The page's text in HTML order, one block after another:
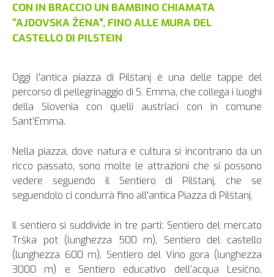
CON IN BRACCIO UN BAMBINO CHIAMATA
“AJDOVSKA ŽENA”, FINO ALLE MURA DEL
CASTELLO DI PILSTEIN
Oggi l'antica piazza di Pilštanj è una delle tappe del
percorso di pellegrinaggio di S. Emma, che collega i luoghi
della Slovenia con quelli austriaci con in comune
Sant’Emma.
Nella piazza, dove natura e cultura si incontrano da un
ricco passato, sono molte le attrazioni che si possono
vedere seguendo il Sentiero di Pilštanj, che se
seguendolo ci condurrà fino all'antica Piazza di Pilštanj.
Il sentiero si suddivide in tre parti: Sentiero del mercato
Trška pot (lunghezza 500 m), Sentiero del castello
(lunghezza 600 m), Sentiero del Vino gora (lunghezza
3000 m) e Sentiero educativo dell’acqua Lesično,